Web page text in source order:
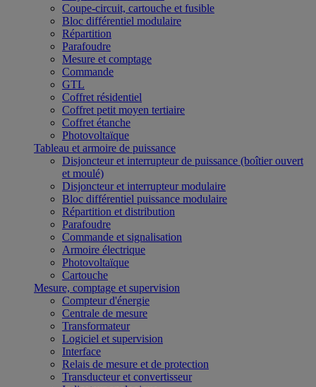
Coupe-circuit, cartouche et fusible
Bloc différentiel modulaire
Répartition
Parafoudre
Mesure et comptage
Commande
GTL
Coffret résidentiel
Coffret petit moyen tertiaire
Coffret étanche
Photovoltaïque
Tableau et armoire de puissance
Disjoncteur et interrupteur de puissance (boîtier ouvert
et moulé)
Disjoncteur et interrupteur modulaire
Bloc différentiel puissance modulaire
Répartition et distribution
Parafoudre
Commande et signalisation
Armoire électrique
Photovoltaïque
Cartouche
Mesure, comptage et supervision
Compteur d'énergie
Centrale de mesure
Transformateur
Logiciel et supervision
Interface
Relais de mesure et de protection
Transducteur et convertisseur